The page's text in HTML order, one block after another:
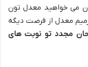
می خواهید معدل تون
معدل از فرصت دیگه
مجدد تو نوبت های